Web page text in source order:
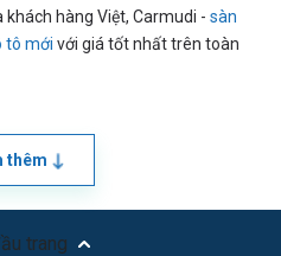
hàng Việt, Carmudi - sàn
tô mới với giá tốt nhất trên toàn
thêm
trang